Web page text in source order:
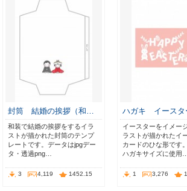
封筒 結婚の挨拶（和…
和装で結婚の挨拶をするイラ
ストが描かれた封筒のテンプ
レートです。データはjpgデー
タ・透過png…
3 4,119 1452.15
ハガキ イース
イースターをイメー
ラストが描かれたイ
カードのひな形です
ハガキサイズに使用…
1 3,276